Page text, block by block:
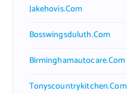
Jakehovis.com
Bosswingsduluth.com
Birminghamautocare.com
Tonyscountrykitchen.com